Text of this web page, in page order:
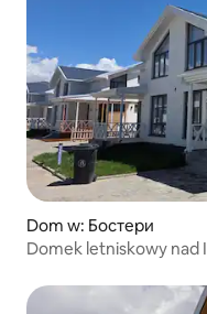
Dom w: Бостери
Domek letniskowy nad